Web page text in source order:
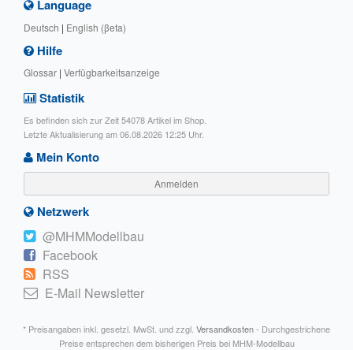
Language
Deutsch | English (βeta)
Hilfe
Glossar | Verfügbarkeitsanzeige
Statistik
Es befinden sich zur Zeit 54078 Artikel im Shop.
Letzte Aktualisierung am 06.08.2026 12:25 Uhr.
Mein Konto
Anmelden
Netzwerk
@MHMModellbau
Facebook
RSS
E-Mail Newsletter
* Preisangaben inkl. gesetzl. MwSt. und zzgl. Versandkosten- Durchgestrichene
Preise entsprechen dem bisherigen Preis bei MHM-Modellbau